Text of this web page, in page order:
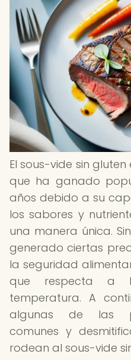
El sous-vide sin
que ha ganado
años debido a su
los sabores y
una manera única.
generado ciertas
la seguridad
que respecta a
temperatura. A
algunas de las
comunes y
rodean al sous-vide